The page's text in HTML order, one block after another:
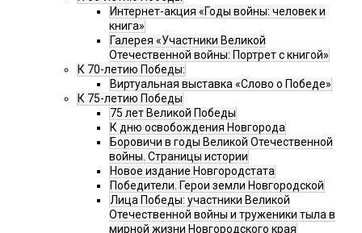
Интернет-акция «Годы войны: человек и
книга»
Галерея «Участники Великой
Отечественной войны: Портрет с книгой»
К 70-летию Победы:
Виртуальная выставка «Слово о Победе»
К 75-летию Победы
75 лет Великой Победы
К дню освобождения Новгорода
Боровичи в годы Великой Отечественной
войны. Страницы истории
Новое издание Новгородстата
Победители. Герои земли Новгородской
Лица Победы: участники Великой
Отечественной войны и труженики тыла в
мирной жизни Новгородского края